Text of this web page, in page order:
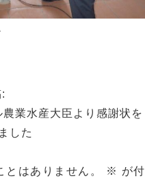
農業水産大臣より感謝状を
した
はありません。
※ が付